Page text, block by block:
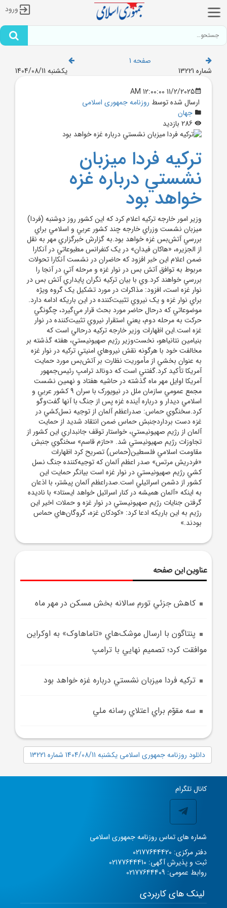
ورود
صفحه 1
شماره 13221
یکشنبه 1404/08/11
11/2/2025 12:00:00 AM
ارسال شده توسط روزنامه جمهوری اسلامی
جهان
ترکيه فردا ميزبان
نشستي درباره غزه
خواهد بود
وزير امور خارجه ترکيه اعلام کرد که اين کشور روز دوشنبه (فردا)
ميزبان نشست وزراي خارجه چند کشور عربي و اسلامي براي
بررسي آتش‌بس غزه خواهد بود.به گزارش خبرگزاري مهر به نقل
از الجزيره، «هاکان فيدان» در يک کنفرانس مطبوعاتي در آنکارا
ضمن اعلام اين خبر افزود که حاضران در نشست آنکارا تحولات
مربوط به توافق آتش بس در نوار غزه و مرحله آتي در آنجا را
بررسي خواهند کرد.وي با بيان ترکيه نگران پايداري آتش بس در
نوار غزه است، افزود: مذاکرات در مورد تشکيل يک گروه ويژه
براي نوار غزه و يک نيروي تثبيت‌کننده در اين باريکه ادامه دارد.
موضوعاتي که درحال حاضر مورد بحث قرار مي‌گيرد، چگونگي
حرکت به مرحله دوم، يعني استقرار نيروي تثبيت‌کننده در نوار
غزه است.اين اظهارات وزير خارجه ترکيه درحالي است که
بنيامين نتانياهو، نخست‌وزير رژيم صهيونيستي، هفته گذشته بر
مخالفت خود با هرگونه نقش نيروهاي امنيتي ترکيه در نوار غزه
به عنوان بخشي از مأموريت نظارت بر آتش‌بس مورد حمايت
آمريکا تأکيد کرد.گفتني است که دونالد ترامپ رئيس‌جمهور
آمريکا اوايل مهر ماه گذشته در حاشيه هفتاد و نهمين نشست
مجمع عمومي سازمان ملل در نيويورک با سران 9 کشور عربي و
اسلامي ديدار و درباره آينده غزه پس از جنگ با آنها گفت‌وگو
کرد.سخنگوي حماس: صدراعظم آلمان از توجيه نسل‌کشي در
غزه دست برداردجنبش حماس ضمن انتقاد شديد از حمايت
آلمان از رژيم صهيونيستي، خواستار توقف جانبداري اين کشور از
تجاوزات رژيم صهيونيستي شد. «حازم قاسم» سخنگوي جنبش
مقاومت اسلامي فلسطين(حماس) تصريح کرد اظهارات
«فردريش مرتس» صدر اعظم آلمان که توجيه‌کننده جنگ نسل
کشي رژيم صهيونيستي در نوار غزه است بيانگر حمايت اين
کشور از دشمن اسرائيلي است.صدراعظم آلمان پيشتر، با اذعان
به اينکه «آلمان هميشه در کنار اسرائيل خواهد ايستاد» با ناديده
گرفتن جنايات رژيم صهيونيستي در نوار غزه و حملات اخير اين
رژيم به اين باريکه ادعا کرد: «کودکان غزه، گروگان‌هاي حماس
بودند.»
عناوین این صفحه
کاهش جزئي تورم سالانه بخش مسکن در مهر ماه
پنتاگون با ارسال موشک‌هاي «تاماهاوک» به اوکراين
موافقت کرد؛ تصميم نهايي با ترامپ
ترکيه فردا ميزبان نشستي درباره غزه خواهد بود
سه مقوّم براي اعتلاي رسانه ملي
دانلود روزنامه جمهوری اسلامی یکشنبه 1404/08/11 شماره 13221
کانال تلگرام
شماره های تماس روزنامه جمهوری اسلامی
دفتر مرکزی: 02177644420
ثبت و پذیرش آگهی: 02177644410
روابط عمومی: 02177644409
لینک های کاربردی